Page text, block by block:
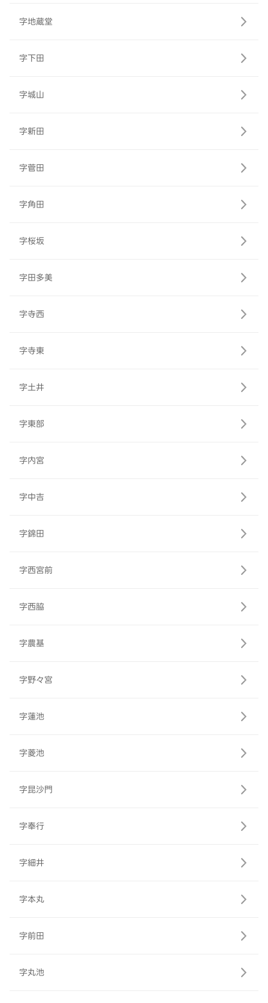
字地蔵堂
字下田
字城山
字新田
字菅田
字角田
字桜坂
字田多美
字寺西
字寺東
字土井
字東部
字内宮
字中吉
字錦田
字西宮前
字西脇
字農基
字野々宮
字蓮池
字菱池
字昆沙門
字奉行
字細井
字本丸
字前田
字丸池